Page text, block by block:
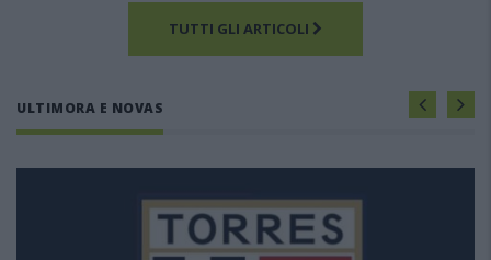
TUTTI GLI ARTICOLI
ULTIMORA E NOVAS